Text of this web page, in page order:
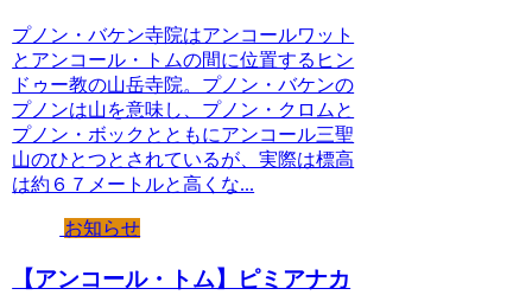
プノン・バケン寺院はアンコールワット
とアンコール・トムの間に位置するヒン
ドゥー教の山岳寺院。プノン・バケンの
プノンは山を意味し、プノン・クロムと
プノン・ボックとともにアンコール三聖
山のひとつとされているが、実際は標高
は約６７メートルと高くな...
お知らせ
【アンコール・トム】ピミアナカ